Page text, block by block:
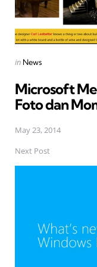
Posted
in News
Microsoft
Foto dan
May 23, 2014
Next Post